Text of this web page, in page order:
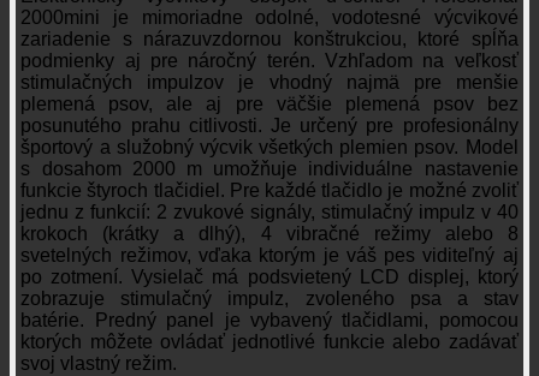
2000mini je mimoriadne odolné, vodotesné výcvikové
zariadenie s nárazuvzdornou konštrukciou, ktoré spĺňa
podmienky aj pre náročný terén. Vzhľadom na veľkosť
stimulačných impulzov je vhodný najmä pre menšie
plemená psov, ale aj pre väčšie plemená psov bez
posunutého prahu citlivosti. Je určený pre profesionálny
športový a služobný výcvik všetkých plemien psov. Model
s dosahom 2000 m umožňuje individuálne nastavenie
funkcie štyroch tlačidiel. Pre každé tlačidlo je možné zvoliť
jednu z funkcií: 2 zvukové signály, stimulačný impulz v 40
krokoch (krátky a dlhý), 4 vibračné režimy alebo 8
svetelných režimov, vďaka ktorým je váš pes viditeľný aj
po zotmení. Vysielač má podsvietený LCD displej, ktorý
zobrazuje stimulačný impulz, zvoleného psa a stav
batérie. Predný panel je vybavený tlačidlami, pomocou
ktorých môžete ovládať jednotlivé funkcie alebo zadávať
svoj vlastný režim.